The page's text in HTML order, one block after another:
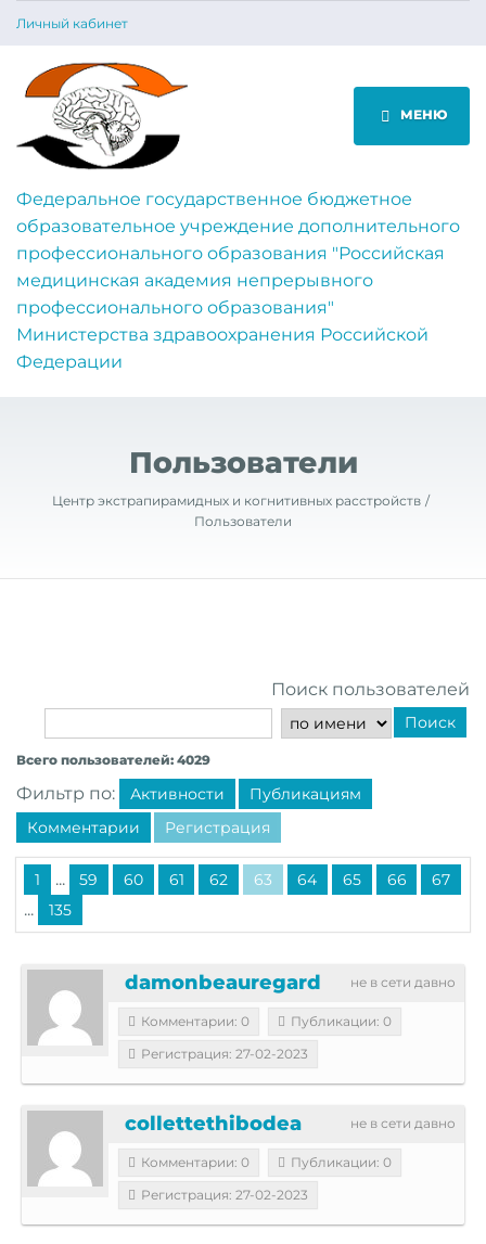
Личный кабинет
МЕНЮ
Федеральное государственное бюджетное
образовательное учреждение дополнительного
профессионального образования "Российская
медицинская академия непрерывного
профессионального образования"
Министерства здравоохранения Российской
Федерации
Пользователи
Центр экстрапирамидных и когнитивных расстройств
Пользователи
Поиск пользователей
Поиск
Всего пользователей: 4029
Фильтр по: Активности
Публикациям
Комментарии
Регистрация
1 ... 59 60 61 62 63 64 65 66 67
... 135
не в сети давно
damonbeauregard
Комментарии: 0
Публикации: 0
Регистрация: 27-02-2023
не в сети давно
collettethibodea
Комментарии: 0
Публикации: 0
Регистрация: 27-02-2023